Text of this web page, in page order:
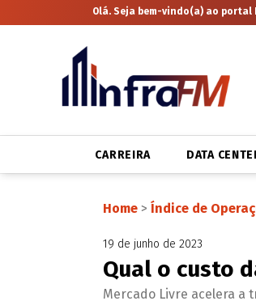
Olá. Seja bem-vindo(a) ao portal
CARREIRA DATA
Home> Índice de
19 de junho de 2023
Qual o custo
Mercado Livre acelera a